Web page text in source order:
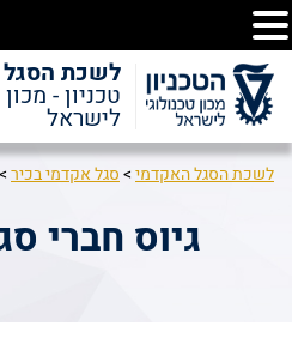
לשכת הסגל
טכניון - מכון
לישראל
לשכת הסגל האקדמי>סגל אקדמי בכיר>
גיוס חברי